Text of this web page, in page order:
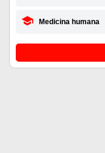
Medicina humana